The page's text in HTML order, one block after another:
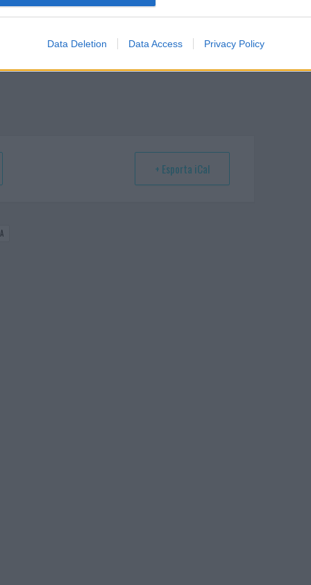
Data Deletion Data Access Privacy Policy
+ Esporta iCal